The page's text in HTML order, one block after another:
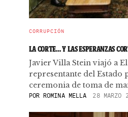
CORRUPCIÓN
LA CORTE… Y LAS ESPERANZAS
Javier Villa Stein viajó a
representante del Estado
ceremonia de toma de
POR ROMINA MELLA 28 MARZO